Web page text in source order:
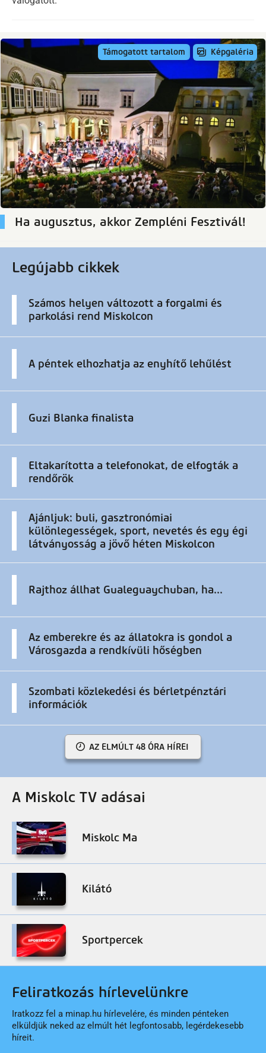
Támogatott tartalom Képgaléria
Ha augusztus, akkor Zempléni Fesztivál!
Legújabb cikkek
Számos helyen változott a forgalmi és
parkolási rend Miskolcon
A péntek elhozhatja az enyhítő lehűlést
Guzi Blanka finalista
Eltakarította a telefonokat, de elfogták a
rendőrök
Ajánljuk: buli, gasztronómiai
különlegességek, sport, nevetés és egy égi
látványosság a jövő héten Miskolcon
Rajthoz állhat Gualeguaychuban, ha...
Az emberekre és az állatokra is gondol a
Városgazda a rendkívüli hőségben
Szombati közlekedési és bérletpénztári
információk
AZ ELMÚLT 48 ÓRA HÍREI
A Miskolc TV adásai
Miskolc Ma
Kilátó
Sportpercek
Feliratkozás hírlevelünkre
Iratkozz fel a minap.hu hírlevelére, és minden pénteken
elküldjük neked az elmúlt hét legfontosabb, legérdekesebb
híreit.